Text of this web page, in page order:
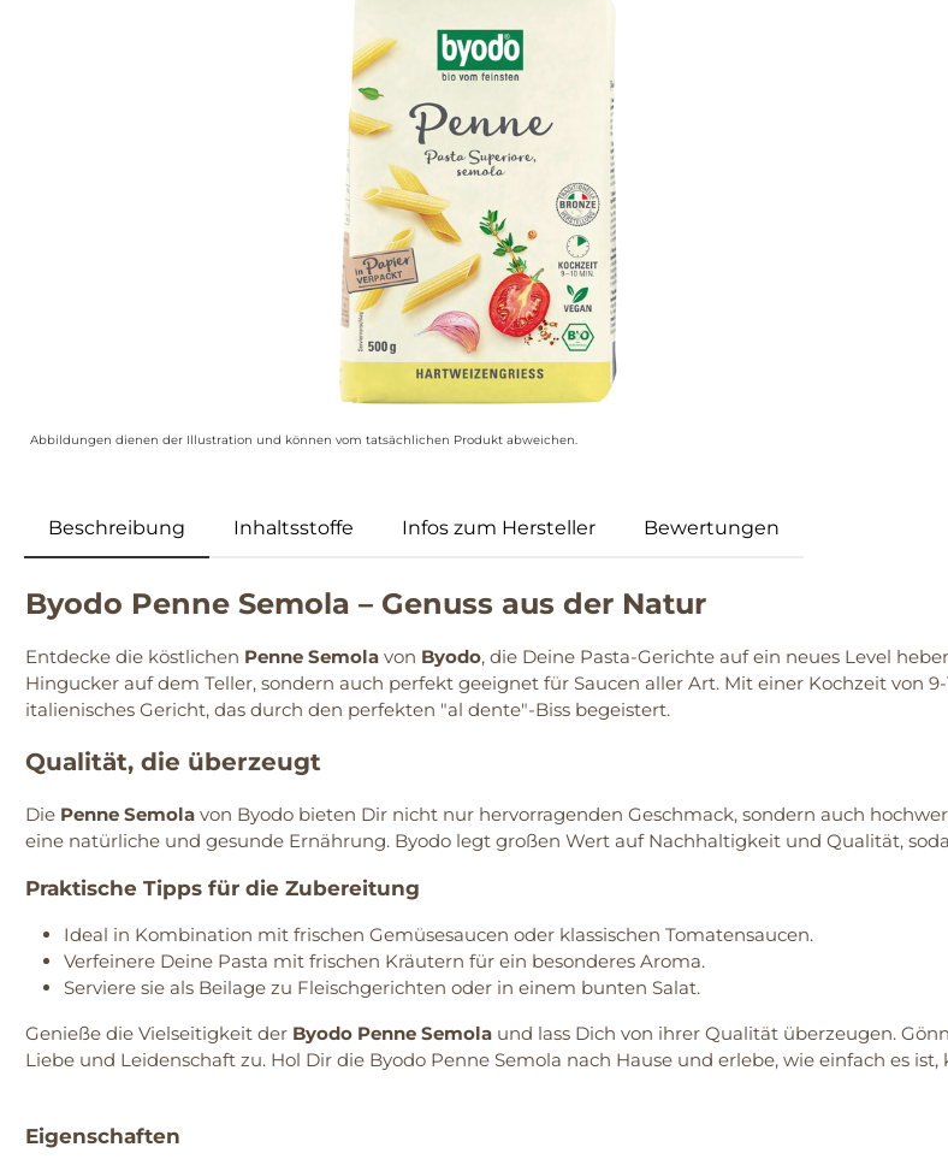
Abbildungen dienen der Illustration und können vom tatsächlichen Produkt abweichen.
Beschreibung Inhaltsstoffe Infos zum Hersteller Bewertungen
Byodo Penne Semola – Genuss aus der Natur
Entdecke die köstlichen Penne Semola von Byodo, die Deine Pasta-Gerichte auf ein neues Level
Hingucker auf dem Teller, sondern auch perfekt geeignet für Saucen aller Art. Mit einer Kochzeit von
italienisches Gericht, das durch den perfekten "al dente"-Biss begeistert.
Qualität, die überzeugt
Die Penne Semola von Byodo bieten Dir nicht nur hervorragenden Geschmack, sondern auch
eine natürliche und gesunde Ernährung. Byodo legt großen Wert auf Nachhaltigkeit und Qualität,
Praktische Tipps für die Zubereitung
Ideal in Kombination mit frischen Gemüsesaucen oder klassischen Tomatensaucen.
Verfeinere Deine Pasta mit frischen Kräutern für ein besonderes Aroma.
Serviere sie als Beilage zu Fleischgerichten oder in einem bunten Salat.
Genieße die Vielseitigkeit der Byodo Penne Semola und lass Dich von ihrer Qualität überzeugen.
Liebe und Leidenschaft zu. Hol Dir die Byodo Penne Semola nach Hause und erlebe, wie einfach es
Eigenschaften